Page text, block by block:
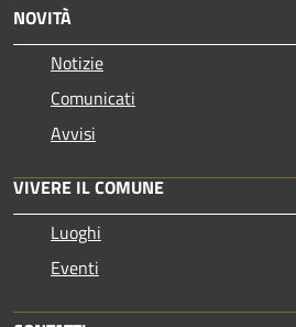
NOVITÀ
Notizie
Comunicati
Avvisi
VIVERE IL COMUNE
Luoghi
Eventi